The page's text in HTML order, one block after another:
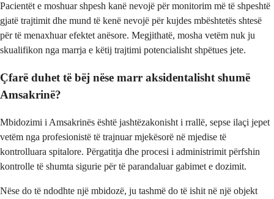
Pacientët e moshuar shpesh kanë nevojë për monitorim më të shpeshtë
gjatë trajtimit dhe mund të kenë nevojë për kujdes mbështetës shtesë
për të menaxhuar efektet anësore. Megjithatë, mosha vetëm nuk ju
skualifikon nga marrja e këtij trajtimi potencialisht shpëtues jete.
Çfarë duhet të bëj nëse marr aksidentalisht shumë
Amsakrinë?
Mbidozimi i Amsakrinës është jashtëzakonisht i rrallë, sepse ilaçi jepet
vetëm nga profesionistë të trajnuar mjekësorë në mjedise të
kontrolluara spitalore. Përgatitja dhe procesi i administrimit përfshin
kontrolle të shumta sigurie për të parandaluar gabimet e dozimit.
Nëse do të ndodhte një mbidozë, ju tashmë do të ishit në një objekt